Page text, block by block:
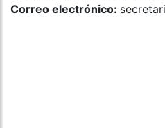
Correo electrónico: